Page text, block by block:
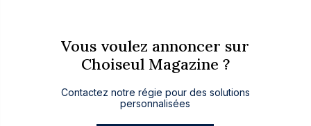
Vous voulez annoncer sur
Choiseul Magazine ?
Contactez notre régie pour des solutions
personnalisées